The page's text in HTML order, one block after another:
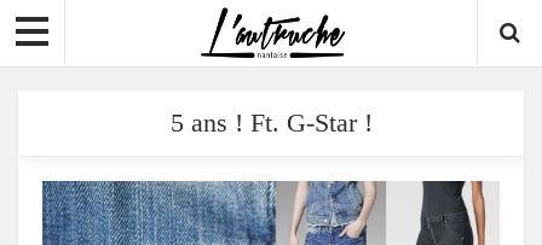
5 ans ! Ft. G-Star !